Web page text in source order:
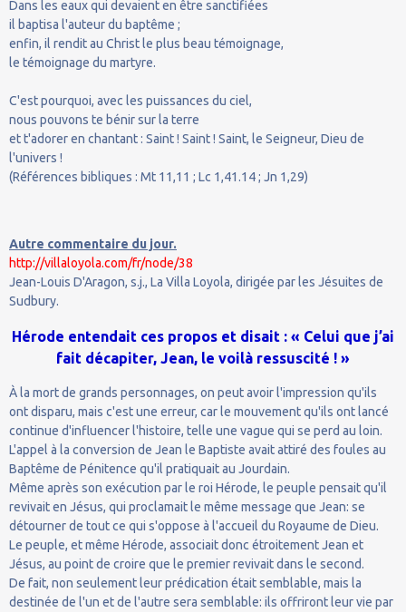
Dans les eaux qui devaient en être sanctifiées
il baptisa l'auteur du baptême ;
enfin, il rendit au Christ le plus beau témoignage,
le témoignage du martyre.
C'est pourquoi, avec les puissances du ciel,
nous pouvons te bénir sur la terre
et t'adorer en chantant : Saint ! Saint ! Saint, le Seigneur, Dieu de
l'univers !
(Références bibliques : Mt 11,11 ; Lc 1,41.14 ; Jn 1,29)
Autre commentaire du jour.
http://villaloyola.com/fr/node/38
Jean-Louis D'Aragon, s.j., La Villa Loyola, dirigée par les Jésuites de
Sudbury.
Hérode entendait ces propos et disait : « Celui que j’ai
fait décapiter, Jean, le voilà ressuscité ! »
À la mort de grands personnages, on peut avoir l'impression qu'ils
ont disparu, mais c'est une erreur, car le mouvement qu'ils ont lancé
continue d'influencer l'histoire, telle une vague qui se perd au loin.
L'appel à la conversion de Jean le Baptiste avait attiré des foules au
Baptême de Pénitence qu'il pratiquait au Jourdain.
Même après son exécution par le roi Hérode, le peuple pensait qu'il
revivait en Jésus, qui proclamait le même message que Jean: se
détourner de tout ce qui s'oppose à l'accueil du Royaume de Dieu.
Le peuple, et même Hérode, associait donc étroitement Jean et
Jésus, au point de croire que le premier revivait dans le second.
De fait, non seulement leur prédication était semblable, mais la
destinée de l'un et de l'autre sera semblable: ils offriront leur vie par